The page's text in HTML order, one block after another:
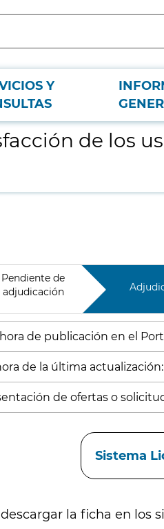
Y
de los
Pendiente de
adjudicación
de publicación en el
de la última
de ofertas o
Sistema
la ficha en los